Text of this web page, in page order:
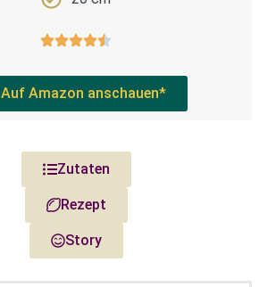
Auf Amazon anschauen*
Zutaten
Rezept
Story